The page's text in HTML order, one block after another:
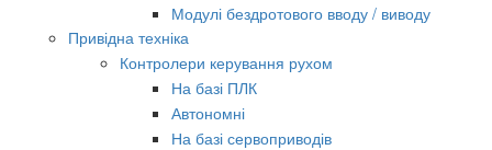
Модулі бездротового вводу / виводу
Привідна техніка
Контролери керування рухом
На базі ПЛК
Автономні
На базі сервоприводів